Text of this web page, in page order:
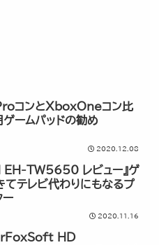
コンとXboxOneコン比
ームパッドの勧め
2020.12.08
EH-TW5650 レビュー』ゲ
てテレビ代わりにもなるプ
ー
2020.11.16
HD